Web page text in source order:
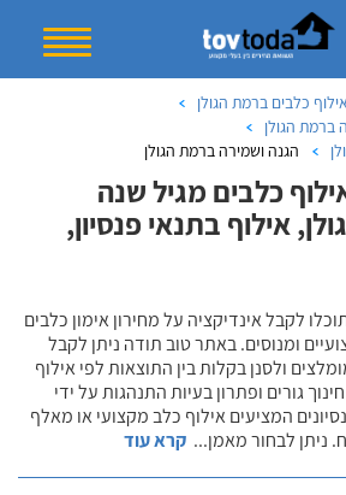
אילוף כלבים ברמת הגולן
ברמת הגולן
הגנה ושמירה ברמת הגולן
כלבים מגיל שנה
אילוף בתנאי פנסיון,
לקבל אינדיקציה על מחירון אימון כלבים
ומנוסים. באתר טוב תודה ניתן לקבל
ולסנן בקלות בין התוצאות לפי אילוף
גורים ופתרון בעיות התנהגות על ידי
המציעים אילוף כלב מקצועי או מאלף
ניתן לבחור מאמן... קרא עוד